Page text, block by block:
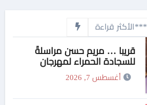
***الأكثر قراءة
قريبا … مريم حسن مراسلةً
للسجادة الحمراء لمهرجان
“الأفضل في الأفضل”..
ومفاجأة نارية من راديو “في
أغسطس 7, 2026